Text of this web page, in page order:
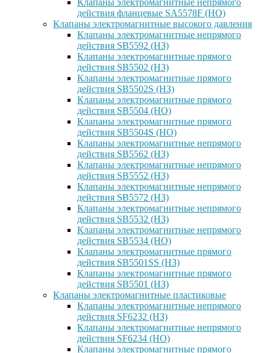
Клапаны электромагнитные непрямого
действия фланцевые SA5578F (НО)
Клапаны электромагнитные высокого давления
Клапаны электромагнитные непрямого
действия SB5592 (НЗ)
Клапаны электромагнитные прямого
действия SB5502 (НЗ)
Клапаны электромагнитные прямого
действия SB5502S (НЗ)
Клапаны электромагнитные прямого
действия SB5504 (НО)
Клапаны электромагнитные прямого
действия SB5504S (НО)
Клапаны электромагнитные непрямого
действия SB5562 (НЗ)
Клапаны электромагнитные непрямого
действия SB5552 (НЗ)
Клапаны электромагнитные непрямого
действия SB5572 (НЗ)
Клапаны электромагнитные непрямого
действия SB5532 (НЗ)
Клапаны электромагнитные непрямого
действия SB5534 (НО)
Клапаны электромагнитные прямого
действия SB5501SS (НЗ)
Клапаны электромагнитные прямого
действия SB5501 (НЗ)
Клапаны электромагнитные пластиковые
Клапаны электромагнитные непрямого
действия SF6232 (НЗ)
Клапаны электромагнитные непрямого
действия SF6234 (НО)
Клапаны электромагнитные прямого